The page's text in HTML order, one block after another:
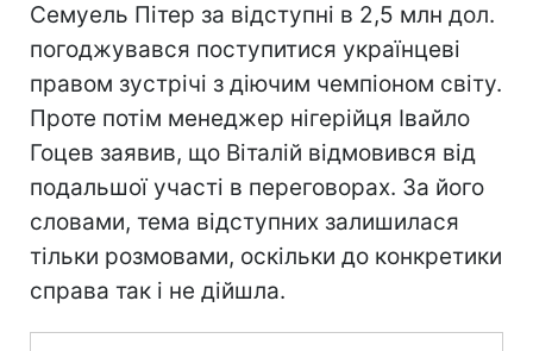
Семуель Пітер за відступні в 2,5 млн дол.
погоджувався поступитися українцеві
правом зустрічі з діючим чемпіоном світу.
Проте потім менеджер нігерійця Івайло
Гоцев заявив, що Віталій відмовився від
подальшої участі в переговорах. За його
словами, тема відступних залишилася
тільки розмовами, оскільки до конкретики
справа так і не дійшла.